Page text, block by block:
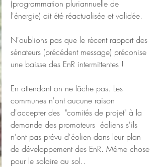
(programmation pluriannuelle de
l'énergie) ait été réactualisée et validée.
N'oublions pas que le récent rapport des
sénateurs (précédent message) préconise
une baisse des EnR intermittentes !
En attendant on ne lâche pas. Les
communes n'ont aucune raison
d'accepter des  "comités de projet" à la
demande des promoteurs  éoliens s'ils
n'ont pas prévu d'éolien dans leur plan
de développement des EnR. Même chose
pour le solaire au sol..